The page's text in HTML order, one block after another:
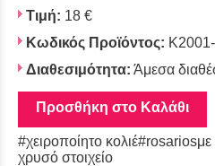
Τιμή: 18 €
Κωδικός Προϊόντος:
Διαθεσιμότητα: Άμεσα
Προσθήκη στο Καλάθι
#χειροποίητο
χρυσό στοιχείο